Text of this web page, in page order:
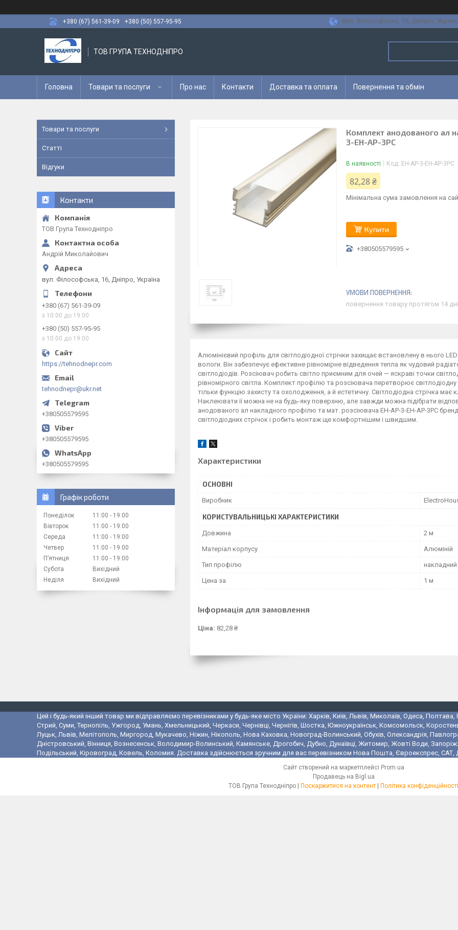
+380 (67) 561-39-09 +380 (50) 557-95-95 вул. Філософська, 16, Дніпро,
ТОВ ГРУПА ТЕХНОДНІПРО
Головна Товари та послуги Про нас Контакти Доставка та оплата Повернення та обмін
Комплект анодованого ал
3-EH-AP-3PC
В наявності Код: EH-AP-3-EH-AP-3PC
82,28 ₴
Мінімальна сума замовлення на
Купити
+380505579595
повернення товару протягом 14
Алюмінієвий профіль для світлодіодної стрічки захищає встановлену в нього
вологи. Він забезпечує ефективне рівномірне відведення тепла як чудовий
світлодіодів. Розсіювач робить світло приємним для очей — яскраві точки
рівномірного світла. Комплект профілю та розсіювача перетворює світлодіодну
тільки функцію захисту та охолодження, а й естетичну. Світлодіодна стрічка
Наклеювати її можна не на будь-яку поверхню, але завжди можна підібрати
анодованого ал накладного профілю та мат. розсіювача EH-AP-3-EH-AP-3PC
світлодіодних стрічок і робить монтаж ще комфортнішим і швидшим.
Характеристики
ОСНОВНІ
Виробник
КОРИСТУВАЛЬНИЦЬКІ ХАРАКТЕРИСТИКИ
Довжина 2 м
Матеріал корпусу Алюміній
Тип профілю накладний
Цена за 1 м
Інформація для замовлення
Ціна: 82,28 ₴
Товари та послуги
Статті
Відгуки
Контакти
ТОВ Група Технодніпро
Андрій Миколайович
вул. Філософська, 16, Дніпро, Україна
+380 (67) 561-39-09
з 10:00 до 19:00
+380 (50) 557-95-95
з 10:00 до 19:00
https://tehnodnepr.com
tehnodnepr@ukr.net
+380505579595
+380505579595
+380505579595
Графік роботи
Понеділок 11:00
19:00
Вівторок
11:00
19:00
Середа
11:00
19:00
Четвер
11:00
19:00
Пʼятниця
11:00
19:00
Субота
Вихідний
Неділя
Вихідний
Цей і будь-який інший товар ми відправляємо перевізниками у будь-яке місто України: Харків, Київ, Львів, Миколаїв, Одеса,
Стрий, Суми, Тернопіль, Ужгород, Умань, Хмельницький, Черкаси, Чернівці, Чернігів, Шостка, Южноукраїнськ, Комсомольск,
Луцьк, Львів, Мелітополь, Миргород, Мукачево, Ніжин, Нікополь, Нова Каховка, Новоград-Волинський, Обухів, Олександрія,
Дністровський, Вінниця, Вознесенськ, Володимир-Волинський, Камянське, Дрогобич, Дубно, Дунаївці, Житомир, Жовті Води,
Подільський, Кіровоград, Ковель, Коломия. Доставка здійснюється зручним для вас перевізником Нова Пошта, Євроекспрес, САТ,
Сайт створений на маркетплейсі Prom.ua
Продавець на Bigl.ua
ТОВ Група Технодніпро | Поскаржитися на контент | Політика конфіденційності